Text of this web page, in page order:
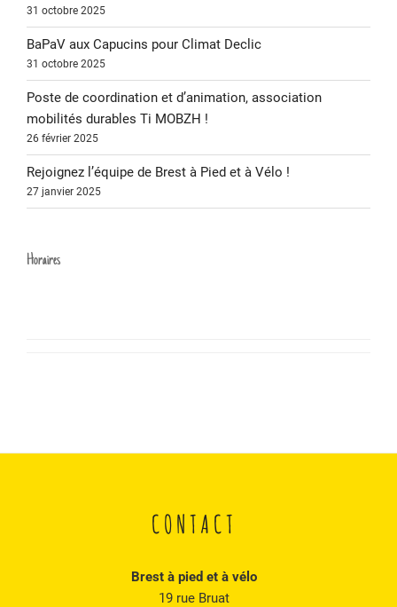
31 octobre 2025
BaPaV aux Capucins pour Climat Declic
31 octobre 2025
Poste de coordination et d’animation, association
mobilités durables Ti MOBZH !
26 février 2025
Rejoignez l’équipe de Brest à Pied et à Vélo !
27 janvier 2025
Horaires
CONTACT
Brest à pied et à vélo
19 rue Bruat